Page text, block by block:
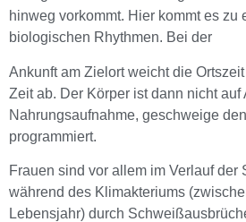
hinweg vorkommt. Hier kommt es zu
biologischen Rhythmen. Bei der
Ankunft am Zielort weicht die
Zeit ab. Der Körper ist dann nicht auf
Nahrungsaufnahme, geschweige
programmiert.
Frauen sind vor allem im Verlauf der
während des Klimakteriums
Lebensjahr) durch